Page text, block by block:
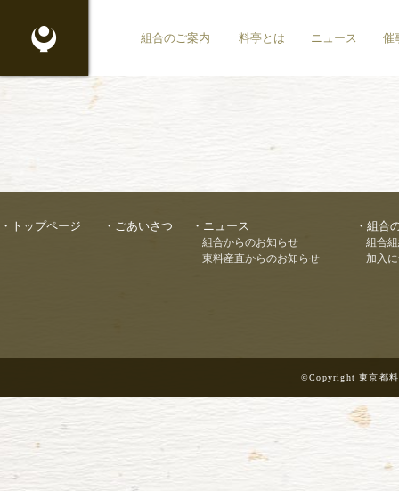
組合のご案内
料亭とは ニュース 催
トップページ ごあいさつ ニュース
組合からのお知らせ
東料産直からのお知らせ
組合
組合
加入
©Copyright 東京都